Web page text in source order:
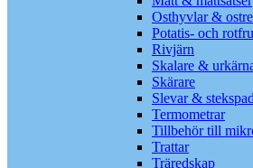
Osthyvlar &
Potatis- och
Rivjärn
Skalare &
Skärare
Slevar &
Termometrar
Tillbehör till
Trattar
Träredskap